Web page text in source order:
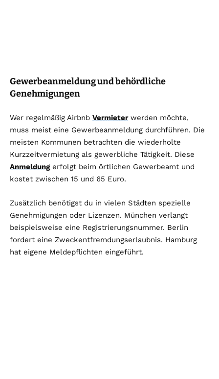
Gewerbeanmeldung und behördliche
Genehmigungen
Wer regelmäßig Airbnb Vermieterwerden möchte,
muss meist eine Gewerbeanmeldung durchführen. Die
meisten Kommunen betrachten die wiederholte
Kurzzeitvermietung als gewerbliche Tätigkeit. Diese
Anmeldungerfolgt beim örtlichen Gewerbeamt und
kostet zwischen 15 und 65 Euro.
Zusätzlich benötigst du in vielen Städten spezielle
Genehmigungen oder Lizenzen. München verlangt
beispielsweise eine Registrierungsnummer. Berlin
fordert eine Zweckentfremdungserlaubnis. Hamburg
hat eigene Meldepflichten eingeführt.